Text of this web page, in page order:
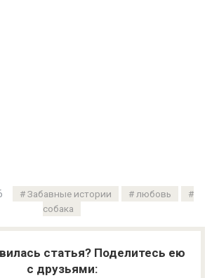
Забавные истории
любовь
собака
статья? Поделитесь ею
с друзьями: